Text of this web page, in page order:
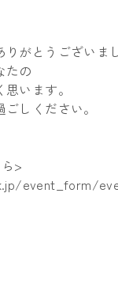
がとうございま
たの
います。
しください。
>
event_form/